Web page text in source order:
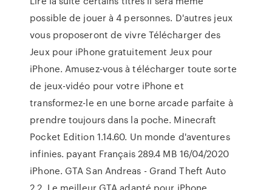
possible de jouer à 4 personnes. D'autres jeux
vous proposeront de vivre Télécharger des
Jeux pour iPhone gratuitement Jeux pour
iPhone. Amusez-vous à télécharger toute sorte
de jeux-vidéo pour votre iPhone et
transformez-le en une borne arcade parfaite à
prendre toujours dans la poche. Minecraft
Pocket Edition 1.14.60. Un monde d'aventures
infinies. payant Français 289.4 MB 16/04/2020
iPhone. GTA San Andreas - Grand Theft Auto
2.2. Le meilleur GTA adapté pour iPhone.